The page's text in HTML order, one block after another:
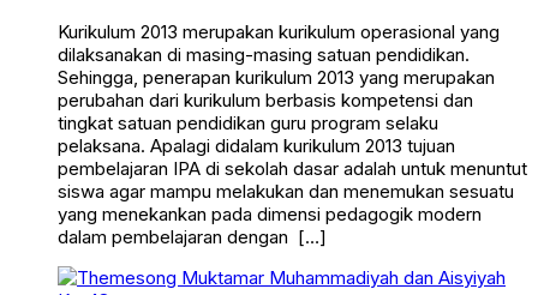
Kurikulum 2013 merupakan kurikulum operasional yang
dilaksanakan di masing-masing satuan pendidikan.
Sehingga, penerapan kurikulum 2013 yang merupakan
perubahan dari kurikulum berbasis kompetensi dan
tingkat satuan pendidikan guru program selaku
pelaksana. Apalagi didalam kurikulum 2013 tujuan
pembelajaran IPA di sekolah dasar adalah untuk menuntut
siswa agar mampu melakukan dan menemukan sesuatu
yang menekankan pada dimensi pedagogik modern
dalam pembelajaran dengan […]